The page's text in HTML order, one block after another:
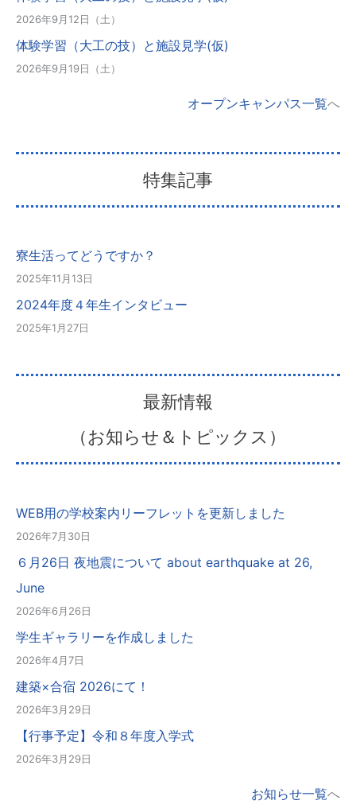
2026年9月12日（土）
体験学習（大工の技）と施設見学(仮)
2026年9月19日（土）
オープンキャンパス一覧へ
特集記事
寮生活ってどうですか？
2025年11月13日
2024年度４年生インタビュー
2025年1月27日
最新情報
（お知らせ＆トピックス）
WEB用の学校案内リーフレットを更新しました
2026年7月30日
６月26日 夜地震について about earthquake at 26,
June
2026年6月26日
学生ギャラリーを作成しました
2026年4月7日
建築×合宿 2026にて！
2026年3月29日
【行事予定】令和８年度入学式
2026年3月29日
お知らせ一覧へ